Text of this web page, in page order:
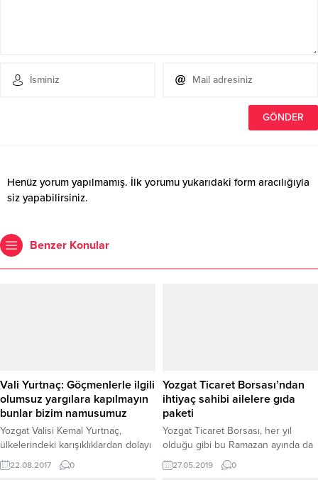
Henüz yorum yapılmamış. İlk yorumu yukarıdaki form aracılığıyla
siz yapabilirsiniz.
Benzer Konular
Vali Yurtnaç: Göçmenlerle ilgili
olumsuz yargılara kapılmayın
bunlar bizim namusumuz
Yozgat Valisi Kemal Yurtnaç,
ülkelerindeki karışıklıklardan dolayı
Türkiye'ye sığınan ve Yozgat'ta
yaşayan göçmenlerle ilgili
22.08.2017 0
Yozgat Ticaret Borsası’ndan
ihtiyaç sahibi ailelere gıda
paketi
Yozgat Ticaret Borsası, her yıl
olduğu gibi bu Ramazan ayında da
yardımlarına devam etti. Hazırlanan
50 bin TL değerindeki 666 adet
27.05.2019 0